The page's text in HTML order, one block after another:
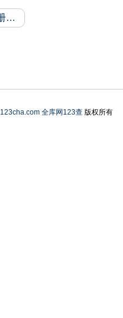
域名注册信息
123cha.com 全库网123查版权所有